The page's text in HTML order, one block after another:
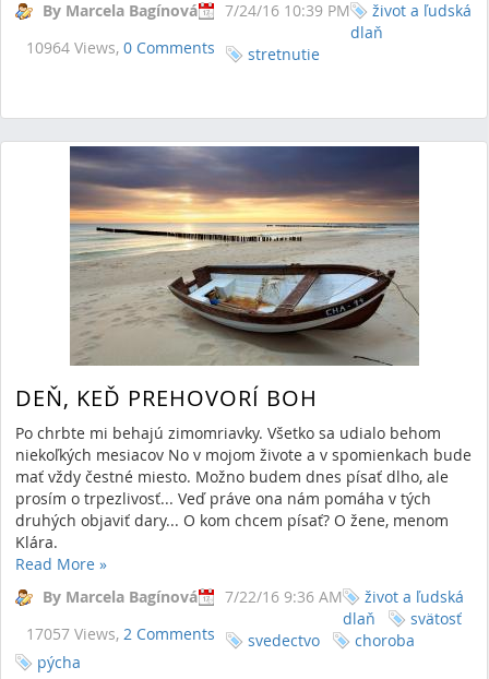
By Marcela Bagínová
7/24/16 10:39 PM
10964 Views, 0 Comments
život a ľudská
dlaň
stretnutie
DEŇ, KEĎ PREHOVORÍ BOH
Po chrbte mi behajú zimomriavky. Všetko sa udialo behom
niekoľkých mesiacov No v mojom živote a v spomienkach bude
mať vždy čestné miesto. Možno budem dnes písať dlho, ale
prosím o trpezlivosť... Veď práve ona nám pomáha v tých
druhých objaviť dary... O kom chcem písať? O žene, menom
Klára.
Read More »
By Marcela Bagínová
7/22/16 9:36 AM
17057 Views, 2 Comments
život a ľudská
dlaň
svätosť
svedectvo
choroba
pýcha